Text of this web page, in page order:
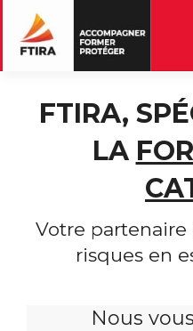
FTIRA,
LA
Votre
risques en
Nous